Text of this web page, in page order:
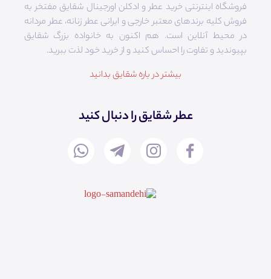
فروشگاه اینترنتی خرید عطر و ادکلن اورجینال شقایق مفتخر به
فروش کلیه برندهای معتبر خارجی و ایرانی عطر زنانه، عطر مردانه
در محیط آنلاین است. هم‌ اکنون به خانواده بزرگ شقایق
بپیوندید و تفاوت را احساس کنید و از خرید خود لذت ببرید.
بیشتر در باره شقایق بدانید
عطر شقایق را دنبال کنید